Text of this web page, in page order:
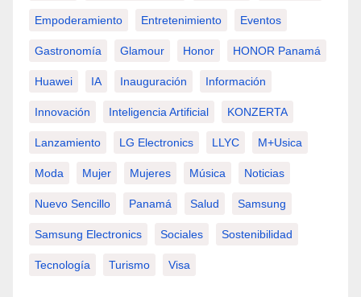
Empoderamiento Entretenimiento Eventos
Gastronomía Glamour Honor HONOR Panamá
Huawei IA Inauguración Información
Innovación Inteligencia Artificial KONZERTA
Lanzamiento LG Electronics LLYC M+usica
Moda Mujer Mujeres Música Noticias
Nuevo Sencillo Panamá Salud Samsung
Samsung Electronics Sociales Sostenibilidad
Tecnología Turismo Visa